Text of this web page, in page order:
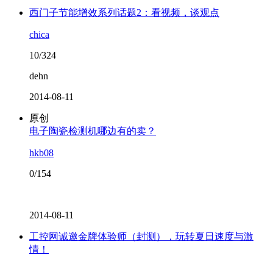
西门子节能增效系列话题2：看视频，谈观点
chica
10/324
dehn
2014-08-11
原创
电子陶瓷检测机哪边有的卖？
hkb08
0/154
2014-08-11
工控网诚邀金牌体验师（封测），玩转夏日速度与激
情！